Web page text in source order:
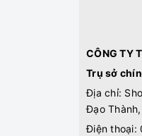
Kệ Xà
Kệ Kính
Móc Áo
CÔNG TY
Trụ sở
Địa chỉ:
Đạo
Điện thoại: